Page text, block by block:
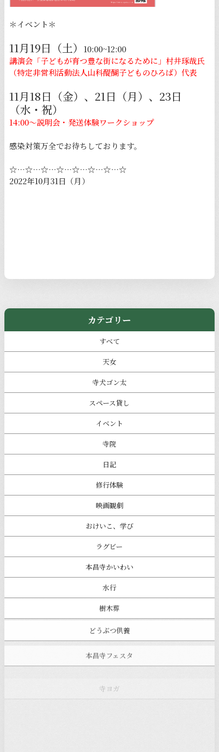
＊イベント＊
11月19日（土）
10:00~12:00
講演会「子どもが育つ豊な街になるために」村井琢哉氏
（特定非営利活動法人山科醍醐子どものひろば）代表
11月18日（金）、21日（月）、23日
（水・祝）
14:00〜説明会・発送体験ワークショップ
感染対策万全でお待ちしております。
☆…☆…☆…☆…☆…☆…☆…☆
2022年10月31日（月）
カテゴリー
すべて
天女
寺犬ゴン太
スペース貸し
イベント
寺院
日記
修行体験
映画観劇
おけいこ、学び
ラグビー
本昌寺かいわい
水行
樹木葬
どうぶつ供養
寺ヨガ
お知らせ